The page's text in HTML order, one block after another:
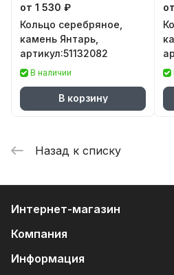
от 1 530 ₽
Кольцо серебряное,
камень Янтарь,
артикул:51132082
В наличии
В корзину
Назад к списку
Интернет-магазин
Компания
Информация